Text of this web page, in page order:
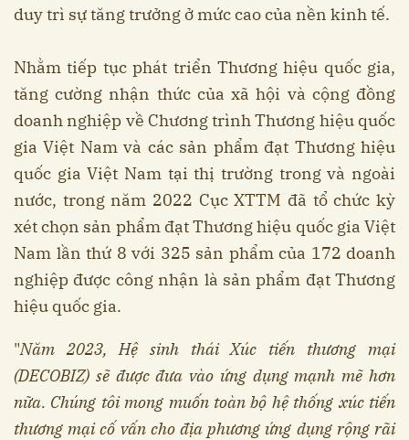
duy trì sự tăng trưởng ở mức cao của nền kinh tế.
Nhằm tiếp tục phát triển Thương hiệu quốc gia,
tăng cường nhận thức của xã hội và cộng đồng
doanh nghiệp về Chương trình Thương hiệu quốc
gia Việt Nam và các sản phẩm đạt Thương hiệu
quốc gia Việt Nam tại thị trường trong và ngoài
nước, trong năm 2022 Cục XTTM đã tổ chức kỳ
xét chọn sản phẩm đạt Thương hiệu quốc gia Việt
Nam lần thứ 8 với 325 sản phẩm của 172 doanh
nghiệp được công nhận là sản phẩm đạt Thương
hiệu quốc gia.
"Năm 2023, Hệ sinh thái Xúc tiến thương mại
(DECOBIZ) sẽ được đưa vào ứng dụng mạnh mẽ hơn
nữa. Chúng tôi mong muốn toàn bộ hệ thống xúc tiến
thương mại cố vấn cho địa phương ứng dụng rộng rãi